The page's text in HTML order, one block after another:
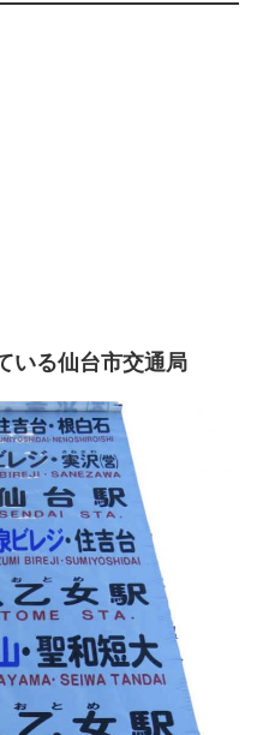
いる仙台市交通局